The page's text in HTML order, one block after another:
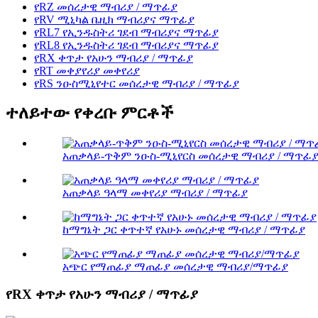
የRZ መሰረታዊ ማብሪያ / ማጥፊያ
የRV ሚኒካል ቤዚክ ማብሪያና ማጥፊያ
የRL7 የኢንዱስትሪ ገደብ ማብሪያና ማጥፊያ
የRL8 የኢንዱስትሪ ገደብ ማብሪያና ማጥፊያ
የRX ቀጥታ የአሁን ማብሪያ / ማጥፊያ
የRT መቀያየሪያ መቀየሪያ
የRS ንዑስሚኒየተር መሰረታዊ ማብሪያ / ማጥፊያ
ተለይተው የቀረቡ ምርቶች
አጠቃላይ-ጥቅም ንዑስ-ሚኒየርስ መሰረታዊ ማብሪያ / ማጥፊያ
አጠቃላይ ዓላማ መቀየሪያ ማብሪያ / ማጥፊያ
ከማግኔት ጋር ቀጥተኛ የአሁኑ መሰረታዊ ማብሪያ / ማጥፊያ
አጭር የማጠፊያ ማጠፊያ መሰረታዊ ማብሪያ/ማጥፊያ
የRX ቀጥታ የአሁን ማብሪያ / ማጥፊያ